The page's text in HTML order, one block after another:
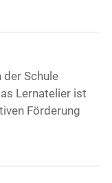
Schule
Lernatelier ist
Förderung